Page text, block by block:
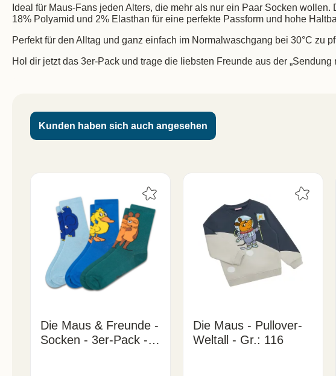
Ideal für Maus-Fans jeden Alters, die mehr als nur ein Paar Socken
18% Polyamid und 2% Elasthan für eine perfekte Passform und hohe
Perfekt für den Alltag und ganz einfach im Normalwaschgang bei 30°C zu
Hol dir jetzt das 3er-Pack und trage die liebsten Freunde aus der „Sendung
Kunden haben sich auch angesehen
Die Maus & Freunde -
Socken - 3er-Pack -
Die Maus - Pullover-
Weltall - Gr.: 116